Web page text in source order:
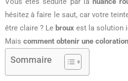
hésitez à faire le saut, car votre
être claire ? Le broux est la solution
Mais comment obtenir une
Sommaire